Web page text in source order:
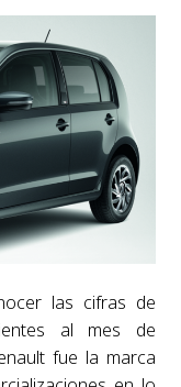
las cifras de
al mes de
fue la marca